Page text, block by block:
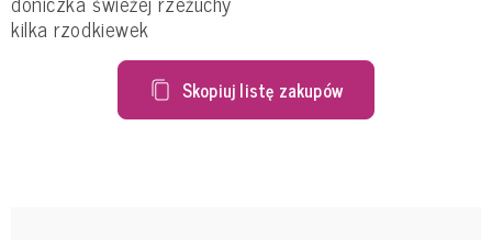
kilka rzodkiewek
Skopiuj listę zakupów